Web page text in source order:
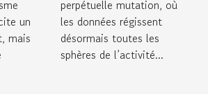
un
mais
données peut
booster votre
carrière
perpétuelle mutation, où
les données régissent
désormais toutes les
sphères de l’activité...